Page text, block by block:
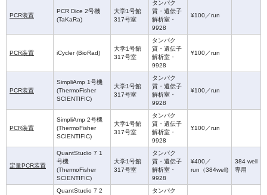
PCR装置
PCR Dice 2号機
(TaKaRa)
大学1号館
317号室
タンパク
質・遺伝子
解析室・
9928
¥100／run
PCR装置 iCycler (BioRad)
大学1号館
317号室
タンパク
質・遺伝子
解析室・
9928
¥100／run
PCR装置
SimpliAmp 1号機
(ThermoFisher
SCIENTIFIC)
大学1号館
317号室
タンパク
質・遺伝子
解析室・
9928
¥100／run
PCR装置
SimpliAmp 2号機
(ThermoFisher
SCIENTIFIC)
大学1号館
317号室
タンパク
質・遺伝子
解析室・
9928
¥100／run
定量PCR装置
QuantStudio 7 1
号機
(ThermoFisher
SCIENTIFIC)
大学1号館
317号室
タンパク
質・遺伝子
解析室・
9928
¥400／
run（384well)
384 well
専用
QuantStudio 7 2
タンパク